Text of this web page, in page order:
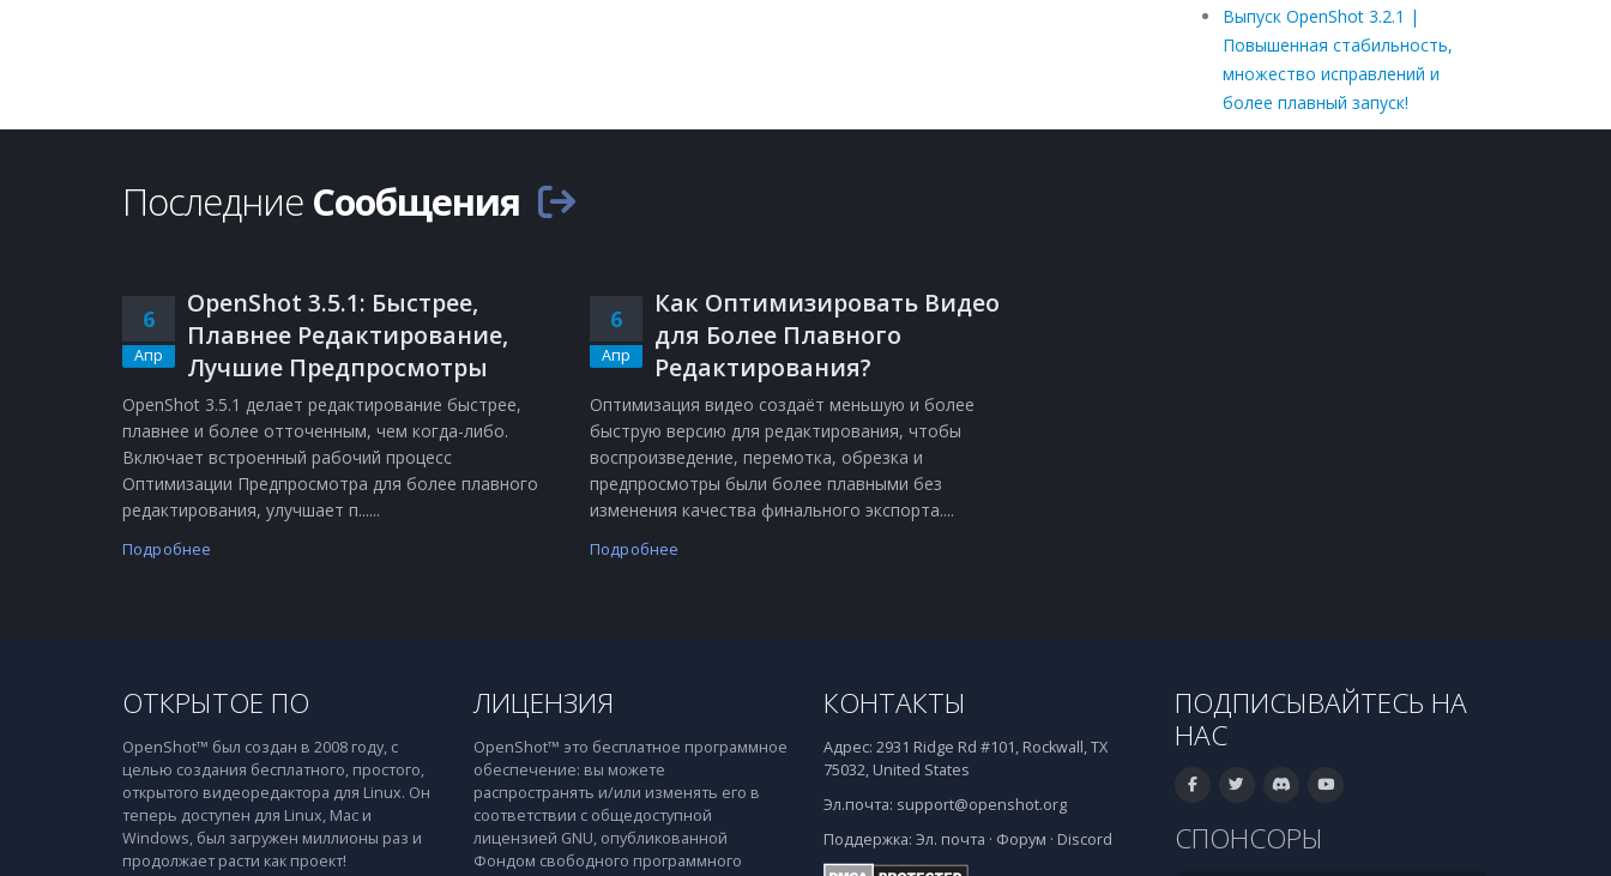
Выпуск OpenShot 3.2.1 |
Повышенная стабильность,
множество исправлений и
более плавный запуск!
Последние Сообщения
6
Апр
OpenShot 3.5.1: Быстрее,
Плавнее Редактирование,
Лучшие Предпросмотры
OpenShot 3.5.1 делает редактирование быстрее,
плавнее и более отточенным, чем когда-либо.
Включает встроенный рабочий процесс
Оптимизации Предпросмотра для более плавного
редактирования, улучшает п......
Подробнее
6
Апр
Как Оптимизировать Видео
для Более Плавного
Редактирования?
Оптимизация видео создаёт меньшую и более
быструю версию для редактирования, чтобы
воспроизведение, перемотка, обрезка и
предпросмотры были более плавными без
изменения качества финального экспорта....
Подробнее
ОТКРЫТОЕ ПО
OpenShot™ был создан в 2008 году, с
целью создания бесплатного, простого,
открытого видеоредактора для Linux. Он
теперь доступен для Linux, Mac и
Windows, был загружен миллионы раз и
продолжает расти как проект!
ЛИЦЕНЗИЯ
OpenShot™ это бесплатное программное
обеспечение: вы можете
распространять и/или изменять его в
соответствии с общедоступной
лицензией GNU, опубликованной
Фондом свободного программного
КОНТАКТЫ
Адрес: 2931 Ridge Rd #101, Rockwall, TX
75032, United States
Эл.почта: support@openshot.org
Поддержка: Эл. почта · Форум · Discord
ПОДПИСЫВАЙТЕСЬ НА
НАС
СПОНСОРЫ